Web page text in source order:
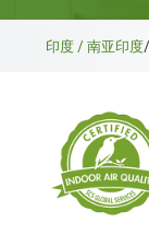
印度 / 南亚 /
印度